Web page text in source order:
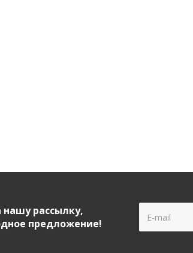
рассылку,
предложение!